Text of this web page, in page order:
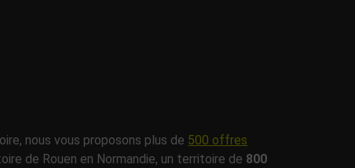
nous vous proposons plus de 500 offres
de Rouen en Normandie, un territoire de 800